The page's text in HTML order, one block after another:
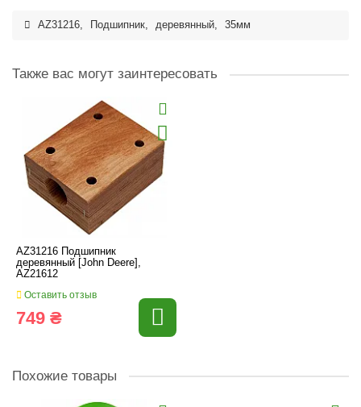
AZ31216, Подшипник, деревянный, 35мм
Также вас могут заинтересовать
AZ31216 Подшипник
деревянный [John Deere],
AZ21612
Оставить отзыв
749 ₴
Похожие товары